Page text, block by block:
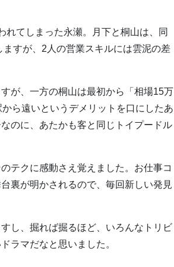
れてしまった永瀬。月下と桐山は、同
すが、2人の営業スキルには雲泥の差
が、一方の桐山は最初から「相場15万
ら遠いというデメリットを口にしたあ
のに、あたかも客と同じトイプードル
テクに感動さえ覚えました。お仕事コ
裏が明かされるので、毎回新しい発見
し、掘れば掘るほど、いろんなトリビ
ラマだなと思いました。